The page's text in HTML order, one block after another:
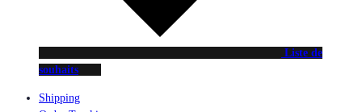
Liste de
souhaits
Shipping